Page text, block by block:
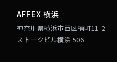
AFFEX 横浜
神奈川県横浜市西区楠町11-2
ストークビル横浜 506